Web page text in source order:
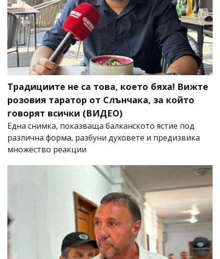
Традициите не са това, което бяха! Вижте
розовия таратор от Слънчака, за който
говорят всички (ВИДЕО)
Една снимка, показваща балканското ястие под
различна форма, разбуни духовете и предизвика
множество реакции